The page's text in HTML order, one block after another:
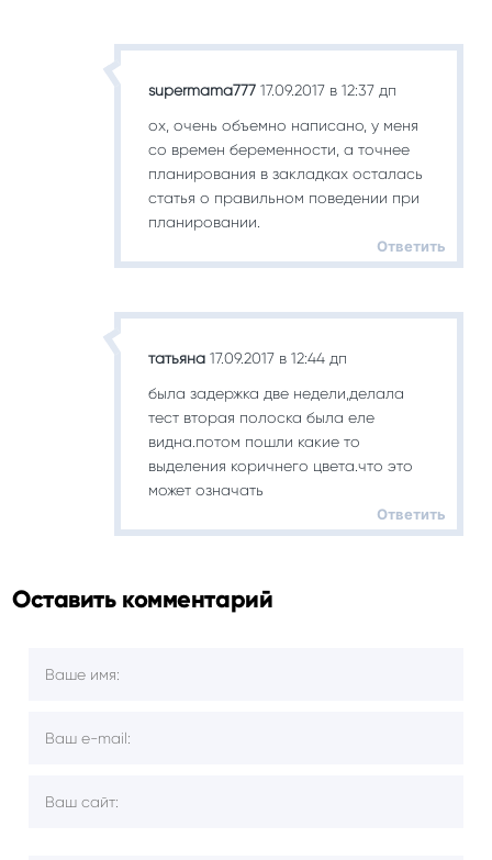
supermama777 17.09.2017 в 12:37 дп
ох, очень объемно написано, у меня
со времен беременности, а точнее
планирования в закладках осталась
статья о правильном поведении при
планировании.
Ответить
татьяна 17.09.2017 в 12:44 дп
была задержка две недели,делала
тест вторая полоска была еле
видна.потом пошли какие то
выделения коричнего цвета.что это
может означать
Ответить
Оставить комментарий